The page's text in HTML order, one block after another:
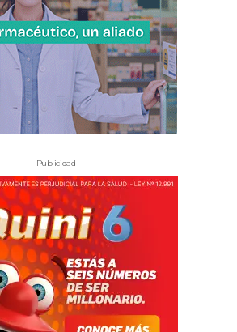
- Publicidad -